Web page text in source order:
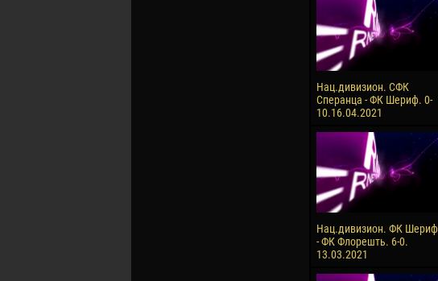
Нац.дивизион. СФК
Сперанца - ФК Шериф. 0-
10.16.04.2021
Нац.дивизион. ФК Шериф
- ФК Флорешть. 6-0.
13.03.2021